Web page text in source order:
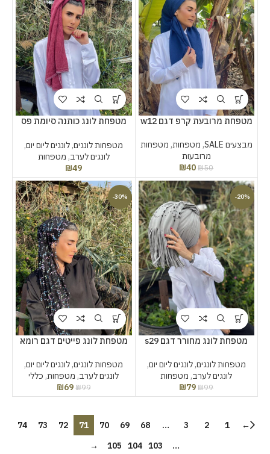
מטפחת מרובעת קרפ דגם w12
מבצעים SALE , מטפחות, מטפחות
מרובעות
₪50
₪40
מטפחת לונג כותנה סיומת פס
מטפחות לונגים, לונגים ליום יום,
לונגים לערב, מטפחות
₪49
-20%
מטפחת לונג מחורר דגם s29
מטפחות לונגים,לונגים ליום יום,
לונגים לערב, מטפחות
₪99
₪79
-30%
מטפחת לונג פייטים דגם רומא
מטפחות לונגים, לונגים ליום יום,
לונגים לערב, מטפחות, כללי
₪99
₪69
←
1
2
3
…
68
69
70
71
72
73
74
…
103
104
105
→